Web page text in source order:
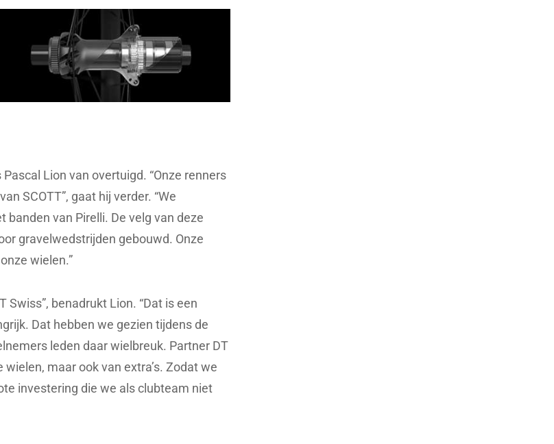
Lion van overtuigd. “Onze renners
SCOTT”, gaat hij verder. “We
banden van Pirelli. De velg van deze
gravelwedstrijden gebouwd. Onze
wielen.”
Swiss”, benadrukt Lion. “Dat is een
Dat hebben we gezien tijdens de
leden daar wielbreuk. Partner DT
maar ook van extra’s. Zodat we
investering die we als clubteam niet